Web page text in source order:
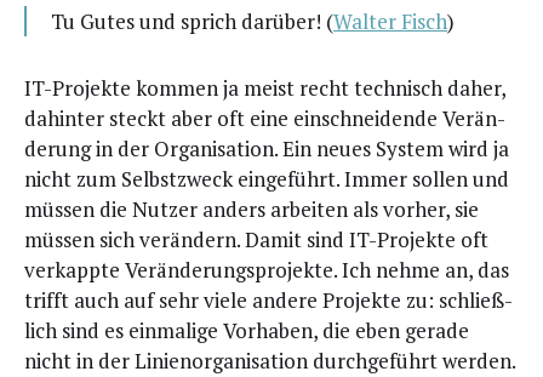
Tu Gutes und sprich dar­über! (Wal­ter Fisch)
IT-Pro­jek­te kom­men ja meist recht tech­nisch daher,
dahin­ter steckt aber oft eine ein­schnei­den­de Ver­än­
de­rung in der Orga­ni­sa­ti­on. Ein neu­es Sys­tem wird ja
nicht zum Selbst­zweck ein­ge­führt. Immer sol­len und
müs­sen die Nut­zer anders arbei­ten als vor­her, sie
müs­sen sich ver­än­dern. Damit sind IT-Pro­jek­te oft
ver­kapp­te Ver­än­de­rungs­pro­jek­te. Ich neh­me an, das
trifft auch auf sehr vie­le ande­re Pro­jek­te zu: schließ­
lich sind es ein­ma­li­ge Vor­ha­ben, die eben gera­de
nicht in der Lini­en­or­ga­ni­sa­ti­on durch­ge­führt werden.